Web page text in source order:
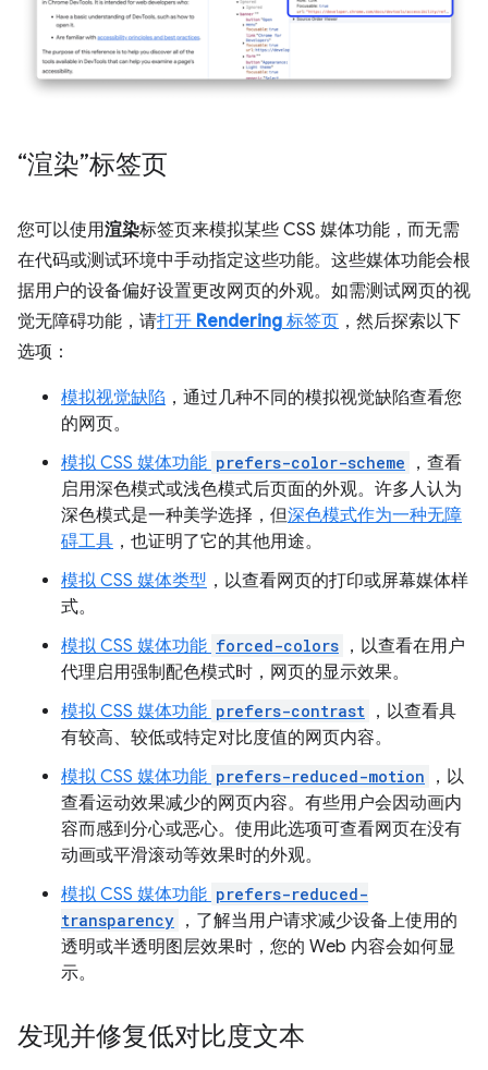
“渲染”标签页
您可以使用渲染标签页来模拟某些 CSS 媒体功能，而无需
在代码或测试环境中手动指定这些功能。这些媒体功能会根
据用户的设备偏好设置更改网页的外观。如需测试网页的视
觉无障碍功能，请打开 Rendering 标签页 ，然后探索以下
选项：
模拟视觉缺陷 ，通过几种不同的模拟视觉缺陷查看您
的网页。
模拟 CSS 媒体功能 prefers-color-scheme
，查看
启用深色模式或浅色模式后页面的外观。许多人认为
深色模式是一种美学选择，但深色模式作为一种无障
碍工具 ，也证明了它的其他用途。
模拟 CSS 媒体类型 ，以查看网页的打印或屏幕媒体样
式。
模拟 CSS 媒体功能 forced-colors ，以查看在用户
代理启用强制配色模式时，网页的显示效果。
模拟 CSS 媒体功能 prefers-contrast ，以查看具
有较高、较低或特定对比度值的网页内容。
模拟 CSS 媒体功能 prefers-reduced-motion
，以
查看运动效果减少的网页内容。有些用户会因动画内
容而感到分心或恶心。使用此选项可查看网页在没有
动画或平滑滚动等效果时的外观。
模拟 CSS 媒体功能 prefers-reduced-
transparency ，了解当用户请求减少设备上使用的
透明或半透明图层效果时，您的 Web 内容会如何显
示。
发现并修复低对比度文本